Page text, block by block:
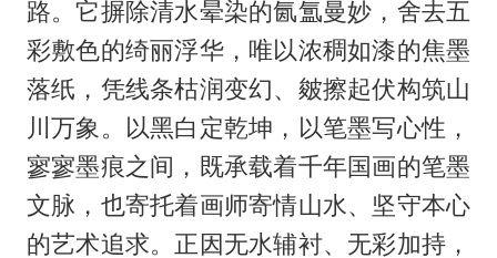
路。它摒除清水晕染的氤氲曼妙，舍去五
彩敷色的绮丽浮华，唯以浓稠如漆的焦墨
落纸，凭线条枯润变幻、皴擦起伏构筑山
川万象。以黑白定乾坤，以笔墨写心性，
寥寥墨痕之间，既承载着千年国画的笔墨
文脉，也寄托着画师寄情山水、坚守本心
的艺术追求。正因无水辅衬、无彩加持，